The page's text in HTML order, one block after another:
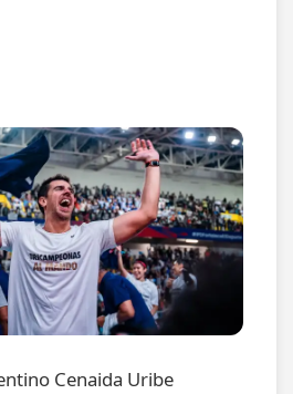
Cenaida Uribe